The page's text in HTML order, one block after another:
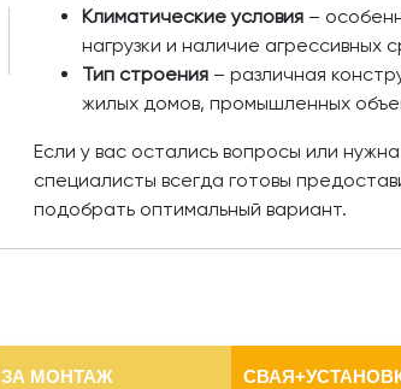
Климатические условия –
нагрузки и наличие агрессивных
Тип строения – различная
жилых домов, промышленных
Если у вас остались вопросы или
специалисты всегда готовы
подобрать оптимальный вариант.
ЗА МОНТАЖ